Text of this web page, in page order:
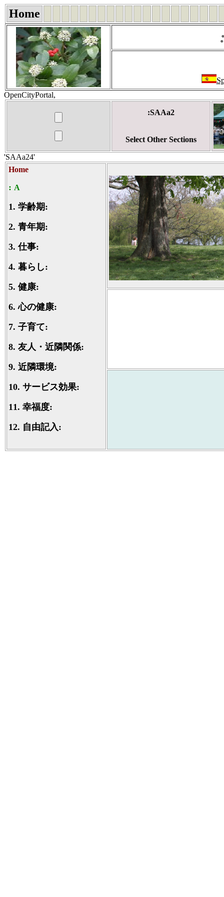
Home
OpenCityPortal,
:SAAa2
Select Other Sections
'SAAa24'
Home
: A
1. 学齢期:
2. 青年期:
3.仕事:
4. 暮らし:
5. 健康:
6.心の健康:
7. 子育て:
8. 友人・近隣関係:
9. 近隣環境:
10. サービス効果:
11. 幸福度:
12. 自由記入: